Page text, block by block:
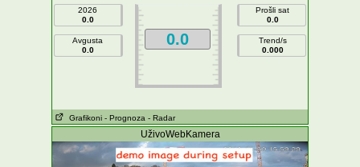
2026
0.0
Avgusta
0.0
0.0
Prošli sat
0.0
Trend/s
0.000
Grafikoni - Prognoza - Radar
UživoWebKamera